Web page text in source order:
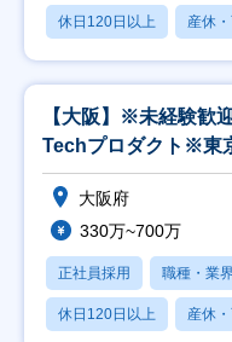
休日120日以上 産休
【大阪】※未経験歓
Techプロダクト※東
大阪府
330万~700万
正社員採用 職種・業
休日120日以上 産休